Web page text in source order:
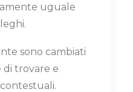
uguale
sono cambiati
di trovare e